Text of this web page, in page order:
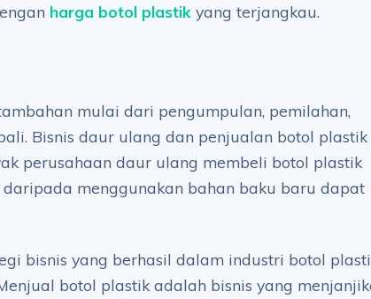
harga botol plastik yang terjangkau.
mulai dari pengumpulan, pemilahan,
Bisnis daur ulang dan penjualan botol plastik
perusahaan daur ulang membeli botol plastik
menggunakan bahan baku baru dapat
bisnis yang berhasil dalam industri botol
botol plastik adalah bisnis yang